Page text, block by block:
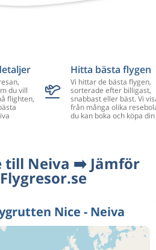
du vill
flighten,
Hitta bästa flygen
Vi hittar de bästa flygen,
sorterade efter billigast,
snabbast eller bäst. Vi
från många olika
du kan boka och köpa
till Neiva ➡️ Jämför
Nice - Neiva